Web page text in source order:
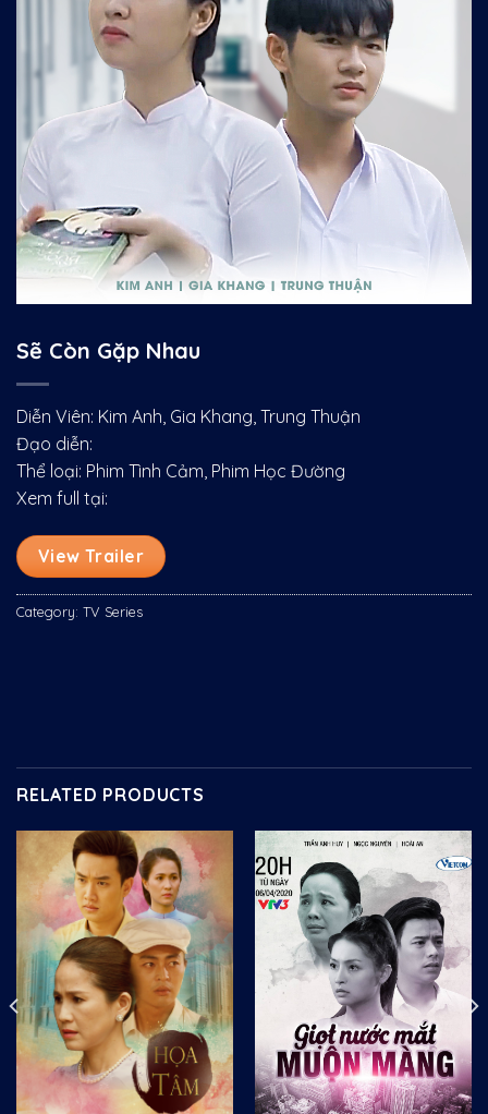
Sẽ Còn Gặp Nhau
Diễn Viên: Kim Anh, Gia Khang, Trung Thuận
Đạo diễn:
Thể loại: Phim Tình Cảm, Phim Học Đường
Xem full tại:
View Trailer
Category: TV Series
RELATED PRODUCTS